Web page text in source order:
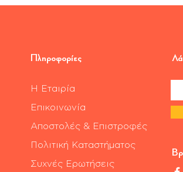
Πληροφορίες
Η Εταιρία
Επικοινωνία
Αποστολές & Επιστροφές
Πολιτική Καταστήματος
Συχνές Ερωτήσεις